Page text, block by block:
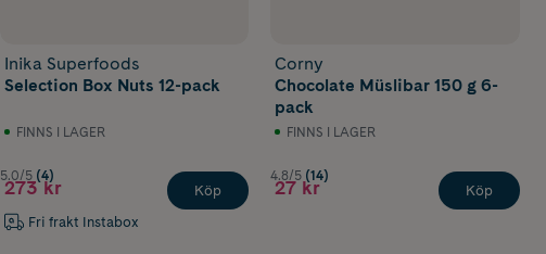
Inika Superfoods
Selection Box Nuts 12-pack
FINNS I LAGER
5.0/5 (4)
273 kr
Fri frakt Instabox
Köp
Corny
Chocolate Müslibar 150 g 6-
pack
FINNS I LAGER
4.8/5 (14)
27 kr Köp